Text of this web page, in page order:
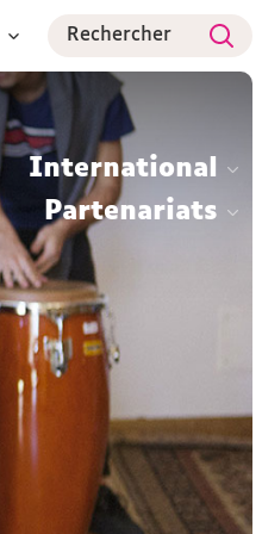
Rechercher
International
Partenariats